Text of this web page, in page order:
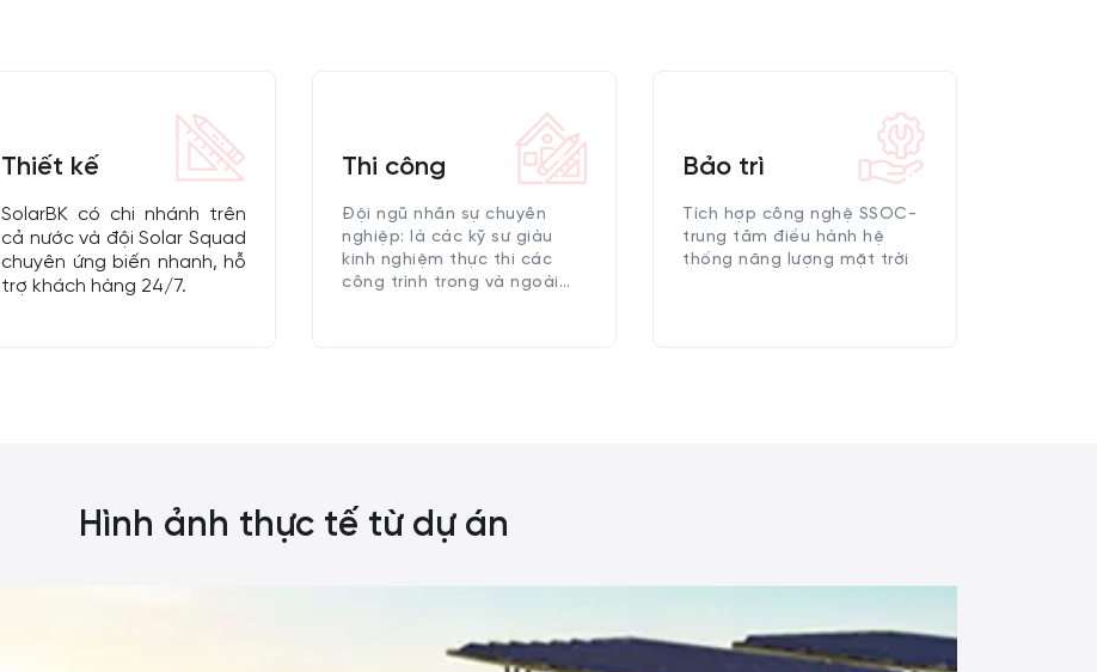
Thiết kế
SolarBK có chi nhánh trên
cả nước và đội Solar Squad
chuyên ứng biến nhanh, hỗ
trợ khách hàng 24/7.
Thi công
Đội ngũ nhân sự chuyên
nghiệp: là các kỹ sư giàu
kinh nghiệm thực thi các
công trình trong và ngoài
Bảo trì
Tích hợp công nghệ SSOC-
trung tâm điều hành hệ
thống năng lượng mặt trời
Hình ảnh thực tế từ dự án